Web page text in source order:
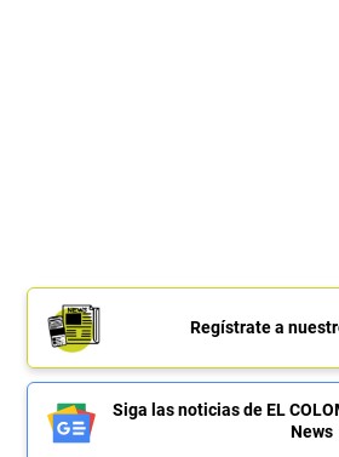
Regístrate a
Siga las noticias de EL
News